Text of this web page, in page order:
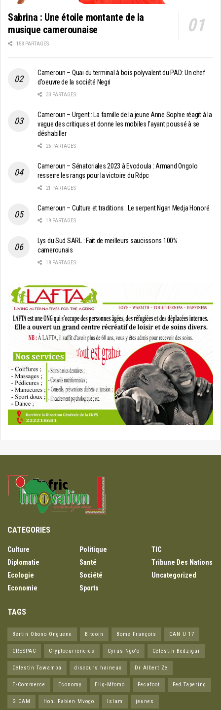
Sabrina : Une étoile montante de la
musique camerounaise
158 PARTAGES
Cameroun – Quai du terminal à bois polyvalent du PAD: Un chef
d’oeuvre de la société Negri
33 PARTAGES
Cameroun – Urgent : La famille de la jeune Anne Sophie réagit à la
vague des critiques et donne les mobiles l’ayant poussé à se
déshabiller
26 PARTAGES
Cameroun – Sénatoriales 2023 à Evodoula : Armand Ongolo
resserre les rangs pour la victoire du Rdpc
21 PARTAGES
Cameroun – Culture et traditions : Le serpent Ngan Medja Honoré
19 PARTAGES
Lys du Sud SARL : Fait de meilleurs saucissons 100%
camerounais
18 PARTAGES
CATEGORIES
Culture
Diplomatie
Ecologie
Economie
Politique
Santé
Société
Sports
TIC
Tribune Des Nations
Uncategorized
TAGS
Bertin Obono Onguene Bitcoin Bome François CAN U 17
CRESPAC Cryptocurrencies Cyrus Ngo'o Célestin Bedzigui
Célestin Tawamba discours haineux Dr Albert Ze
E-Commerce Economy Elig-Mfomo Fecafoot Fed Tapering
GICAM Hon. Fabien Mvogo Islam jeunes